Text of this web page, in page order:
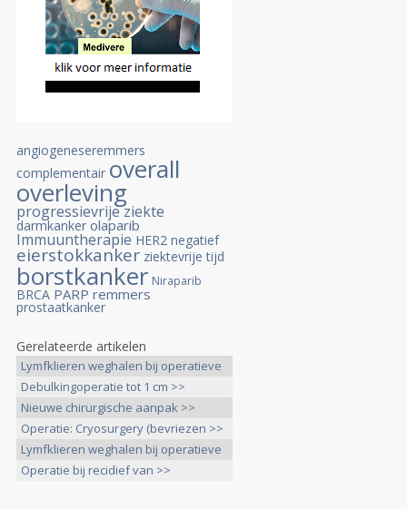
angiogeneseremmers
complementair overall
overleving
progressievrije ziekte
darmkanker olaparib
Immuuntherapie HER2 negatief
eierstokkanker ziektevrije tijd
borstkanker Niraparib
BRCA PARP remmers
prostaatkanker
Gerelateerde artikelen
Lymfklieren weghalen bij operatieve
>>
Debulkingoperatie tot 1 cm >>
Nieuwe chirurgische aanpak >>
Operatie: Cryosurgery (bevriezen >>
Lymfklieren weghalen bij operatieve
>>
Operatie bij recidief van >>